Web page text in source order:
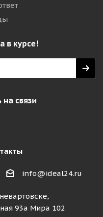
в курсе!
связи
info@ideal24.ru
93а Мира 102